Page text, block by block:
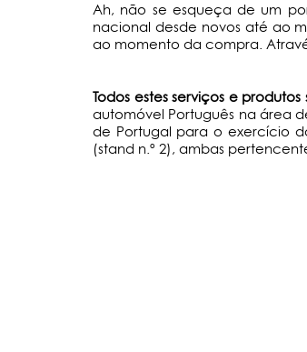
Ah, não se esqueça de um
nacional desde novos até ao
ao momento da compra.
Todos estes serviços e
automóvel Português na área
de Portugal para o exercício
(stand n.º 2), ambas